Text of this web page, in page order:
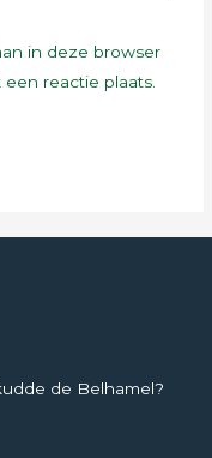
in deze browser
reactie plaats.
de Belhamel?